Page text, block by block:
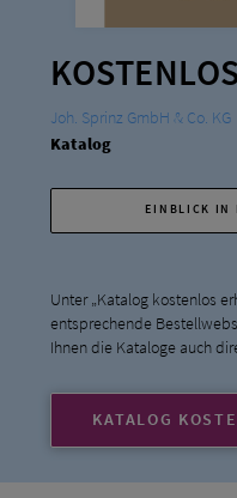
Joh. Sprinz GmbH & Co. KG
Katalog
EINBLICK IN
Unter „Katalog kostenlos
entsprechende
Ihnen die Kataloge auch
KATALOG